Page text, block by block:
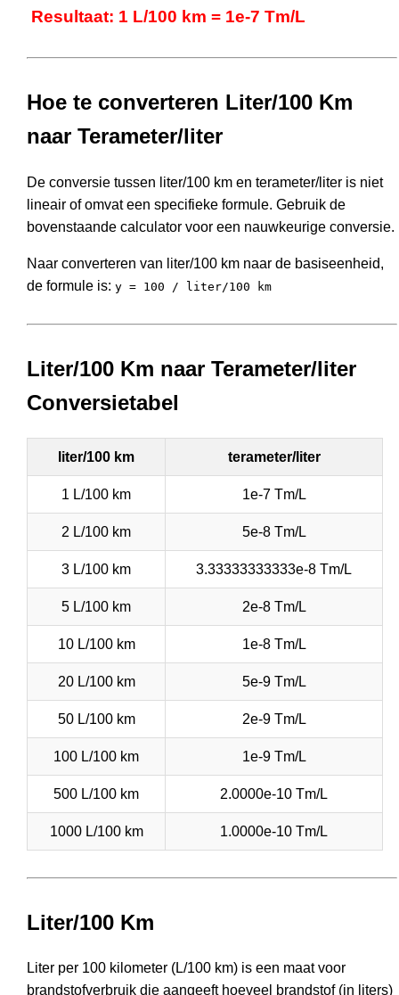
Resultaat: 1 L/100 km = 1e-7 Tm/L
Hoe te converteren Liter/100 Km
naar Terameter/liter
De conversie tussen liter/100 km en terameter/liter is niet
lineair of omvat een specifieke formule. Gebruik de
bovenstaande calculator voor een nauwkeurige conversie.
Naar converteren van liter/100 km naar de basiseenheid,
de formule is: y = 100 / liter/100 km
Liter/100 Km naar Terameter/liter
Conversietabel
liter/100 km terameter/liter
1 L/100 km 1e-7 Tm/L
2 L/100 km 5e-8 Tm/L
3 L/100 km 3.33333333333e-8 Tm/L
5 L/100 km 2e-8 Tm/L
10 L/100 km 1e-8 Tm/L
20 L/100 km 5e-9 Tm/L
50 L/100 km 2e-9 Tm/L
100 L/100 km 1e-9 Tm/L
500 L/100 km 2.0000e-10 Tm/L
1000 L/100 km 1.0000e-10 Tm/L
Liter/100 Km
Liter per 100 kilometer (L/100 km) is een maat voor
brandstofverbruik die aangeeft hoeveel brandstof (in liters)